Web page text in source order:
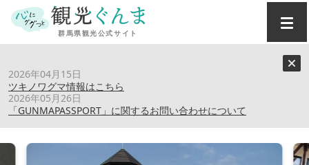
2026年04月15日
ツキノワグマ情報はこちら
2026年05月26日
「GUNMAPASSPORT」に関するお問い合わせについて
道の駅 上州おにし